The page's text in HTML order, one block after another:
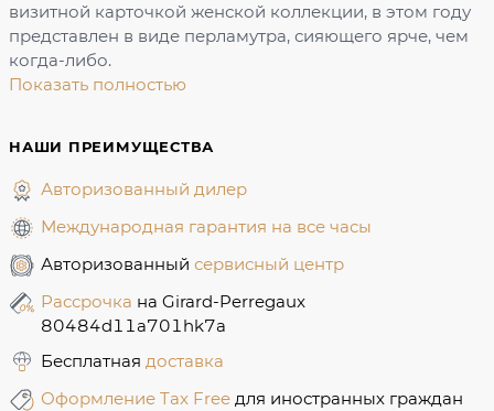
визитной карточкой женской коллекции, в этом году
представлен в виде перламутра, сияющего ярче, чем
когда-либо.
Показать полностью
НАШИ ПРЕИМУЩЕСТВА
Авторизованный дилер
Международная гарантия на все часы
Авторизованный сервисный центр
Рассрочка на Girard-Perregaux
80484d11a701hk7a
Бесплатная доставка
Оформление Tax Free для иностранных граждан